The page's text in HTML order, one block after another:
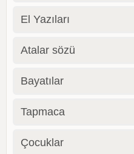
El Yazıları
Atalar sözü
Bayatılar
Tapmaca
Çocuklar